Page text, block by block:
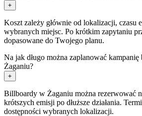
+
Koszt zależy głównie od lokalizacji, czasu
wybranych miejsc. Po krótkim zapytaniu
dopasowane do Twojego planu.
Na jak długo można zaplanować
Żaganiu?
+
Billboardy w Żaganiu można rezerwować
krótszych emisji po dłuższe działania.
dostępności wybranych lokalizacji.